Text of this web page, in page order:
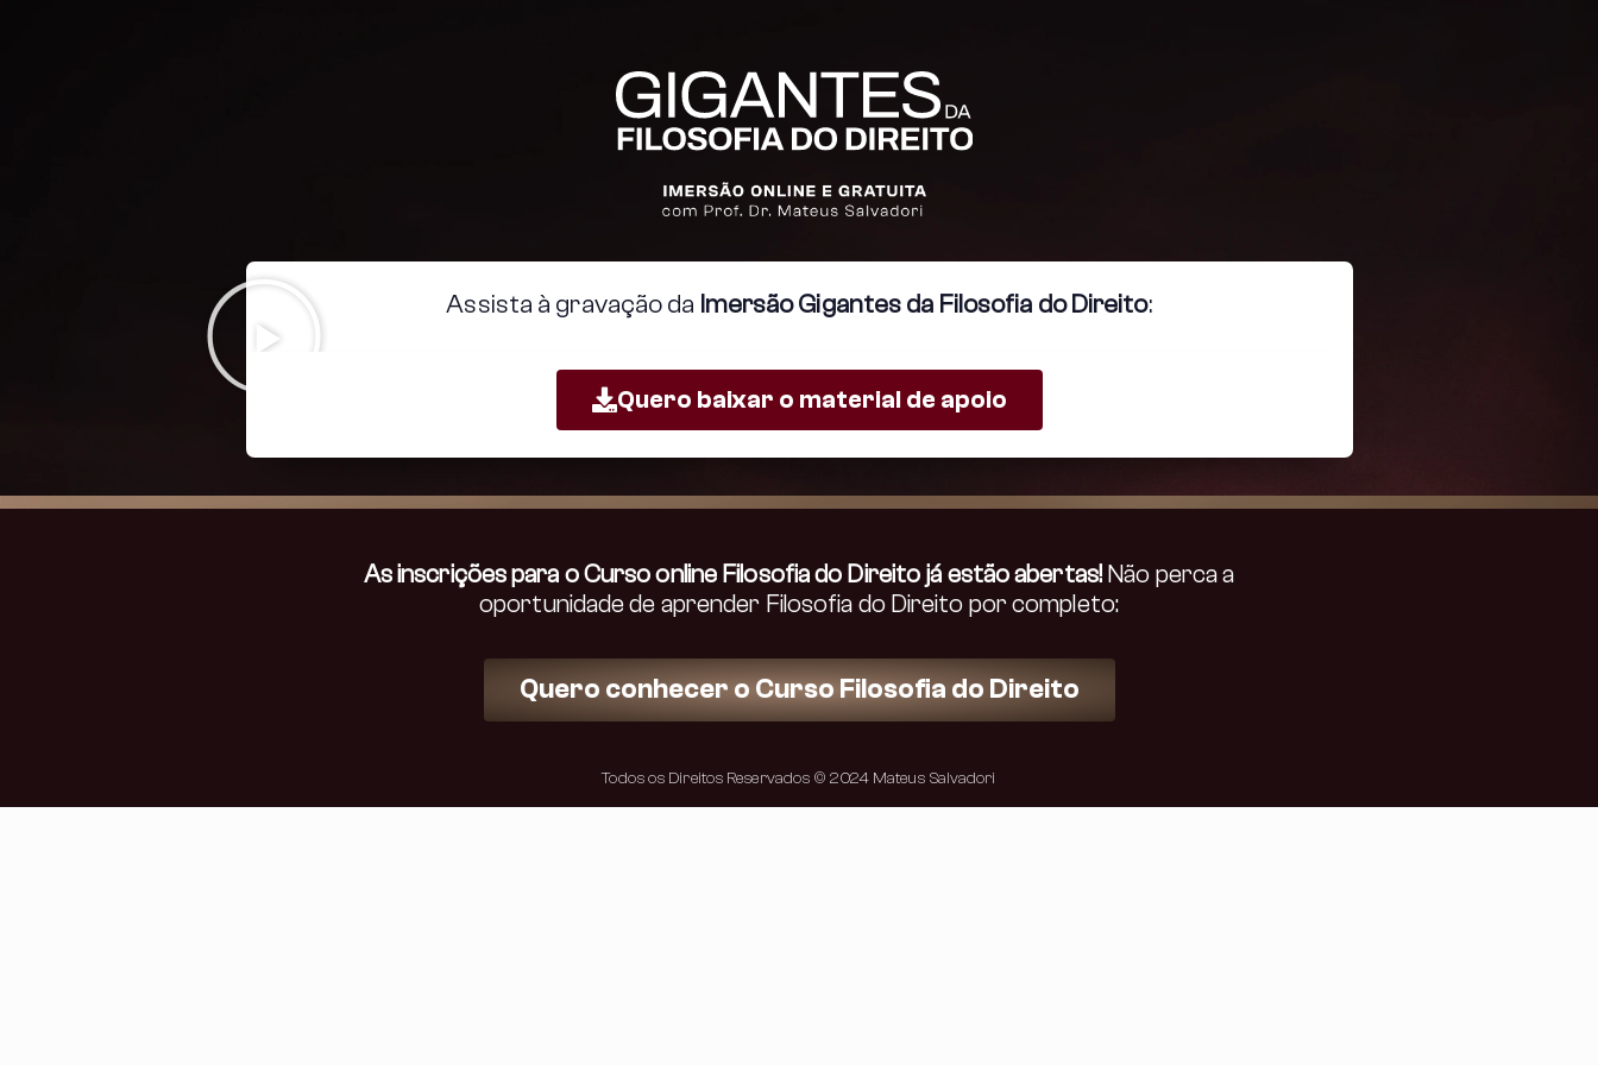
Assista à gravação da Imersão Gigantes da Filosofia do Direito:
Quero baixar o material de apoio
As inscrições para o Curso online Filosofia do Direito já estão abertas! Não perca a
oportunidade de aprender Filosofia do Direito por completo:
Quero conhecer o Curso Filosofia do Direito
Todos os Direitos Reservados © 2024 Mateus Salvadori